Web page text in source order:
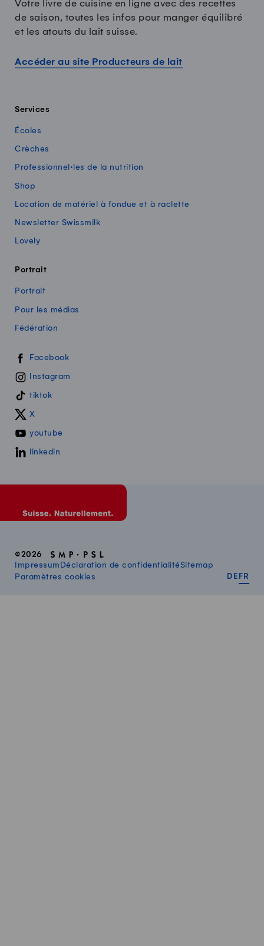
Votre livre de cuisine en ligne avec des recettes
de saison, toutes les infos pour manger équilibré
et les atouts du lait suisse.
Accéder au site Producteurs de lait
Services
Écoles
Crèches
Professionnel·les de la nutrition
Shop
Location de matériel à fondue et à raclette
Newsletter Swissmilk
Lovely
Portrait
Portrait
Pour les médias
Fédération
Swissmilk sur les réseaux sociaux
Facebook
Instagram
tiktok
X
youtube
linkedin
©2026
Impressum Déclaration de confidentialitéSitemap
Paramètres cookies
DE FR